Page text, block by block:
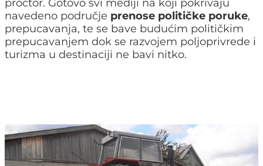
proctor. Gotovo svi mediji na koji pokrivaju
navedeno područje prenose političke poruke,
prepucavanja, te se bave budućim političkim
prepucavanjem dok se razvojem poljoprivrede i
turizma u destinaciji ne bavi nitko.